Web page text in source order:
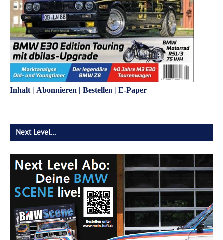
Inhalt | Abonnieren | Bestellen | E-Paper
Next Level…